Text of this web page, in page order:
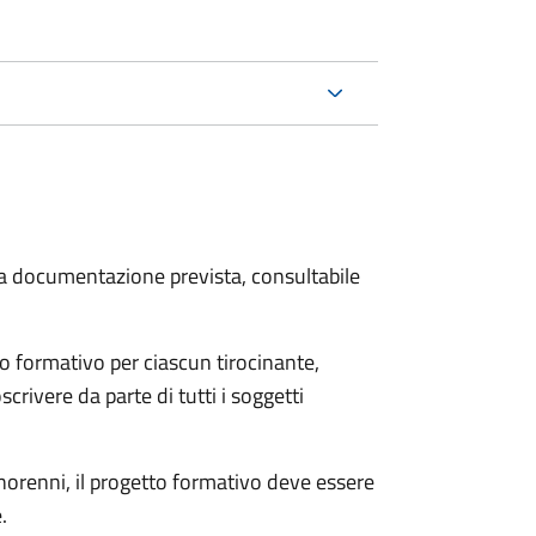
prevista, consultabile
formativo per ciascun tirocinante,
da parte di tutti i soggetti
il progetto formativo deve essere